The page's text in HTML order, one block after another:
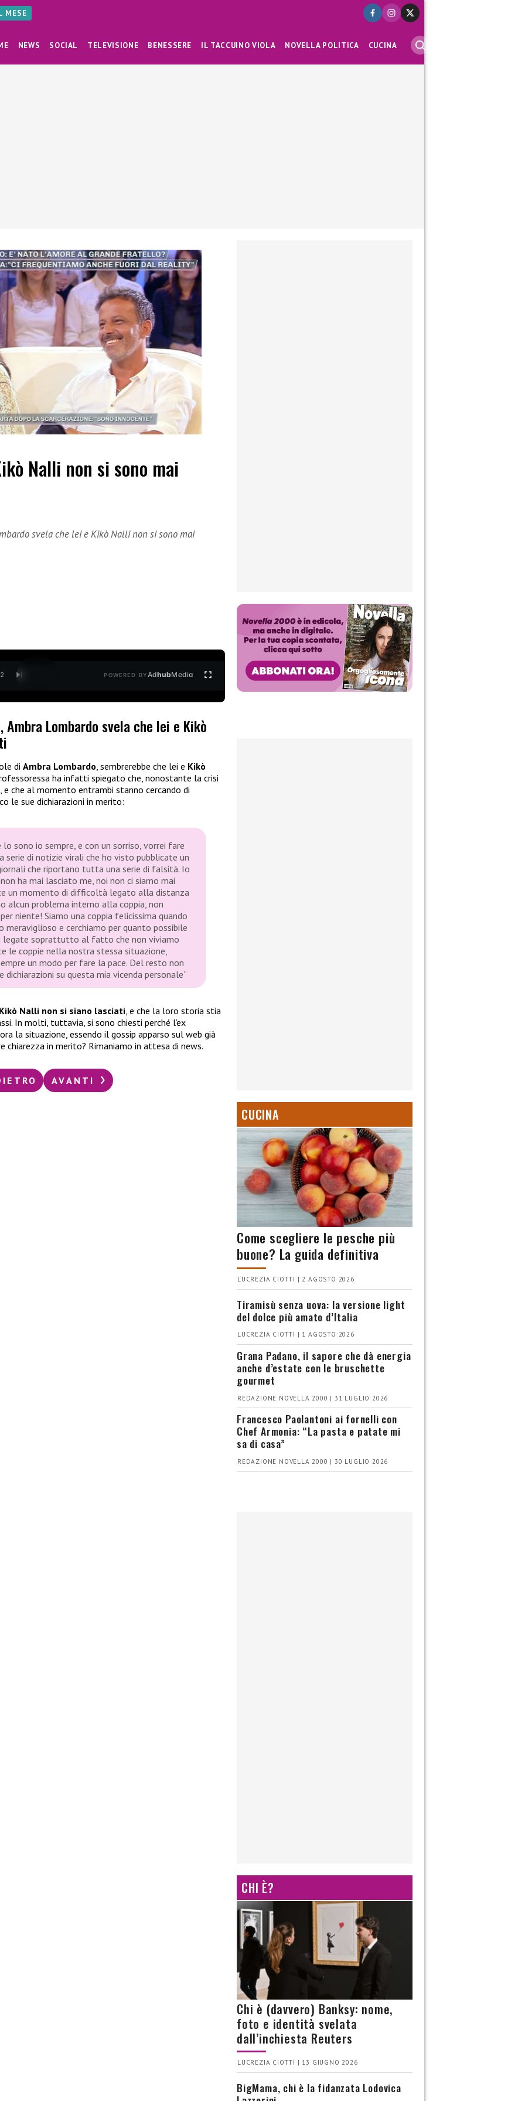
MESE
NEWS SOCIAL TELEVISIONE BENESSERE IL TACCUINO VIOLA NOVELLA POLITICA CUCINA
Nalli non si sono mai
svela che lei e Kikò Nalli non si sono mai
2 POWERED BYAdhubMedia
Lombardo svela che lei e Kikò
di Ambra Lombardo, sembrerebbe che lei e Kikò
ha infatti spiegato che, nonostante la crisi
e che al momento entrambi stanno cercando di
le sue dichiarazioni in merito:
lo sono io sempre, e con un sorriso, vorrei fare
serie di notizie virali che ho visto pubblicate un
che riportano tutta una serie di falsità. Io
ha mai lasciato me, noi non ci siamo mai
un momento di difficoltà legato alla distanza
alcun problema interno alla coppia, non
niente! Siamo una coppia felicissima quando
meraviglioso e cerchiamo per quanto possibile
soprattutto al fatto che non viviamo
le coppie nella nostra stessa situazione,
un modo per fare la pace. Del resto non
su questa mia vicenda personale”
Nalli non si siano lasciati, e che la loro storia stia
In molti, tuttavia, si sono chiesti perché l’ex
la situazione, essendo il gossip apparso sul web già
chiarezza in merito? Rimaniamo in attesa di news.
AVANTI
CUCINA
Come scegliere le pesche più
buone? La guida definitiva
LUCREZIA CIOTTI | 2 AGOSTO 2026
Tiramisù senza uova: la versione light
del dolce più amato d’Italia
LUCREZIA CIOTTI | 1 AGOSTO 2026
Grana Padano, il sapore che dà energia
anche d’estate con le bruschette
gourmet
REDAZIONE NOVELLA 2000 | 31 LUGLIO 2026
Francesco Paolantoni ai fornelli con
Chef Armonia: “La pasta e patate mi
sa di casa”
REDAZIONE NOVELLA 2000 | 30 LUGLIO 2026
CHI È?
Chi è (davvero) Banksy: nome,
foto e identità svelata
dall’inchiesta Reuters
LUCREZIA CIOTTI | 13 GIUGNO 2026
BigMama, chi è la fidanzata Lodovica